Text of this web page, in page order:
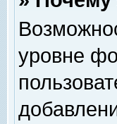
уровне